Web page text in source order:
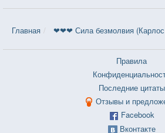
Главная ❤❤❤ Сила безмолвия
Правила
Последние цитаты
Отзывы и
Facebook
Вконтакте